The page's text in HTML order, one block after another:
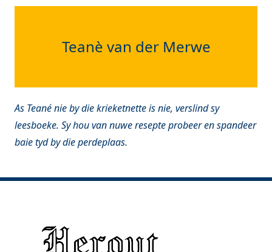
Teanè van der Merwe
As Teané nie by die krieketnette is nie, verslind sy
leesboeke. Sy hou van nuwe resepte probeer en spandeer
baie tyd by die perdeplaas.